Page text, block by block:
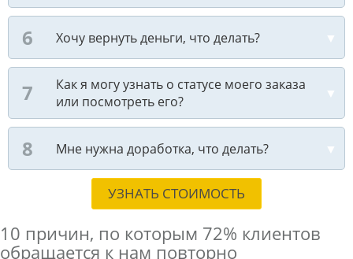
Хочу вернуть деньги, что делать?
Как я могу узнать о статусе моего заказа
или посмотреть его?
Мне нужна доработка, что делать?
УЗНАТЬ СТОИМОСТЬ
10 причин, по которым 72% клиентов
обращается к нам повторно